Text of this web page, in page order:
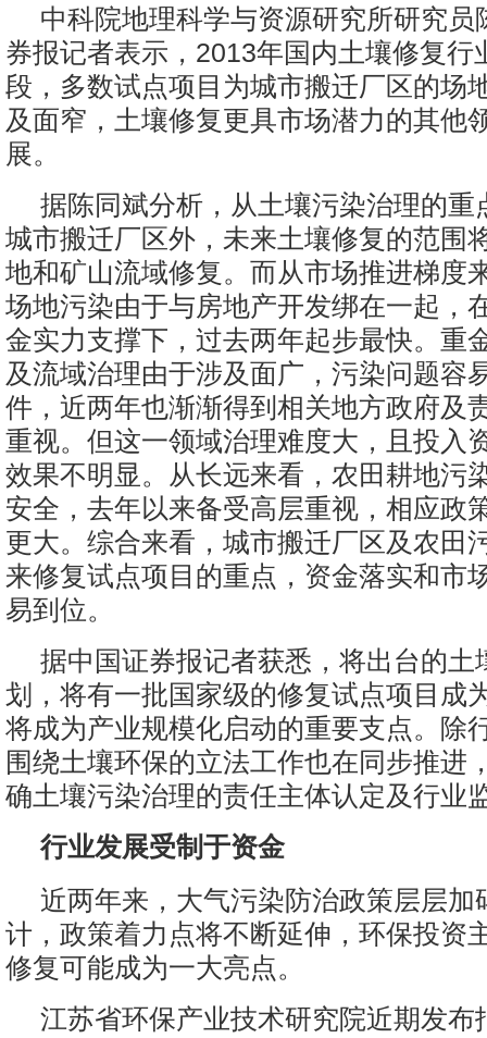
中科院地理科学与资源研究所研究员
券报记者表示，2013年国内土壤修复行
段，多数试点项目为城市搬迁厂区的场
及面窄，土壤修复更具市场潜力的其他
展。
据陈同斌分析，从土壤污染治理的重
城市搬迁厂区外，未来土壤修复的范围
地和矿山流域修复。而从市场推进梯度
场地污染由于与房地产开发绑在一起，
金实力支撑下，过去两年起步最快。重
及流域治理由于涉及面广，污染问题容
件，近两年也渐渐得到相关地方政府及
重视。但这一领域治理难度大，且投入
效果不明显。从长远来看，农田耕地污
安全，去年以来备受高层重视，相应政
更大。综合来看，城市搬迁厂区及农田
来修复试点项目的重点，资金落实和市
易到位。
据中国证券报记者获悉，将出台的土
划，将有一批国家级的修复试点项目成
将成为产业规模化启动的重要支点。除
围绕土壤环保的立法工作也在同步推进
确土壤污染治理的责任主体认定及行业
行业发展受制于资金
近两年来，大气污染防治政策层层加
计，政策着力点将不断延伸，环保投资
修复可能成为一大亮点。
江苏省环保产业技术研究院近期发布